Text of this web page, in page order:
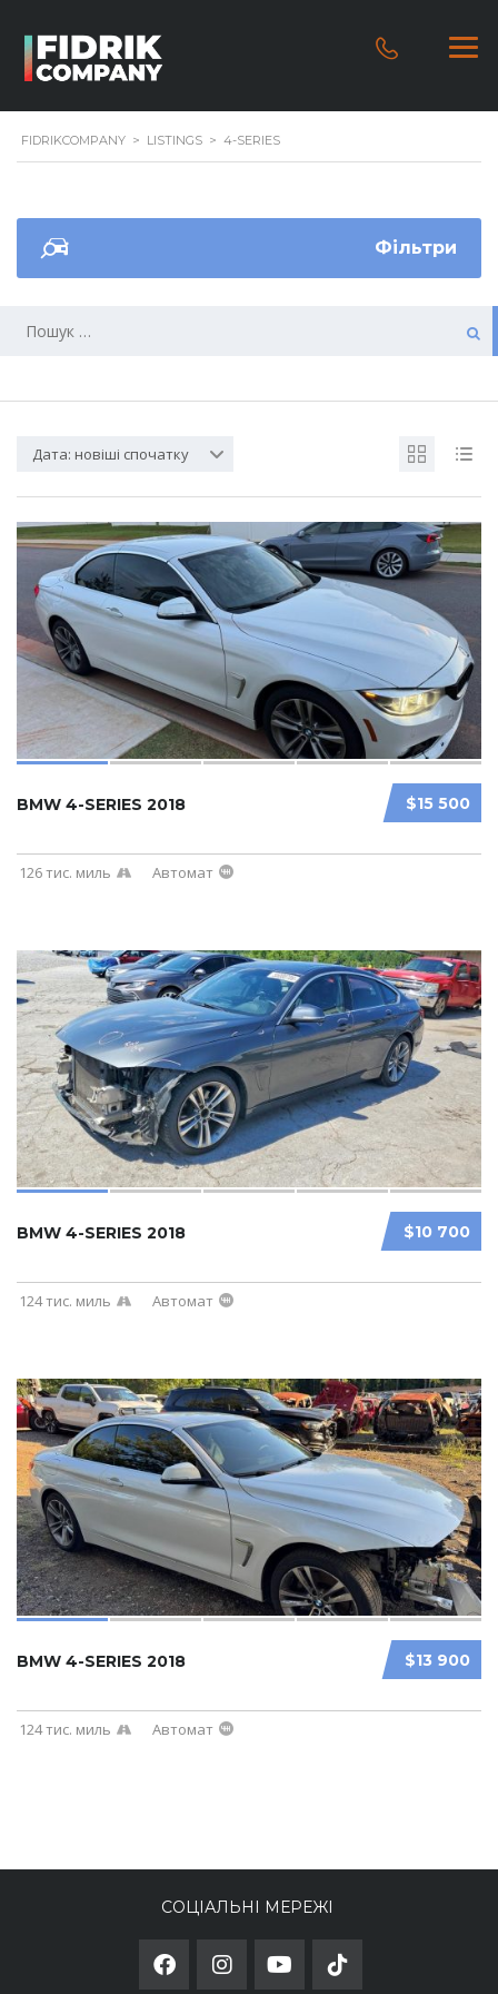
FIDRIKCOMPANY > LISTINGS > 4-SERIES
Фільтри
Дата: новіші спочатку
$15 500
BMW 4-SERIES 2018
126 тис. миль Автомат
$10 700
BMW 4-SERIES 2018
124 тис. миль Автомат
$13 900
BMW 4-SERIES 2018
124 тис. миль Автомат
СОЦІАЛЬНІ МЕРЕЖІ